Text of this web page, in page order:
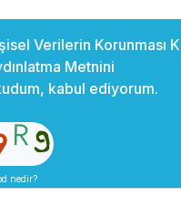
Verilerin Korunması
Metnini
kabul ediyorum.
nedir?